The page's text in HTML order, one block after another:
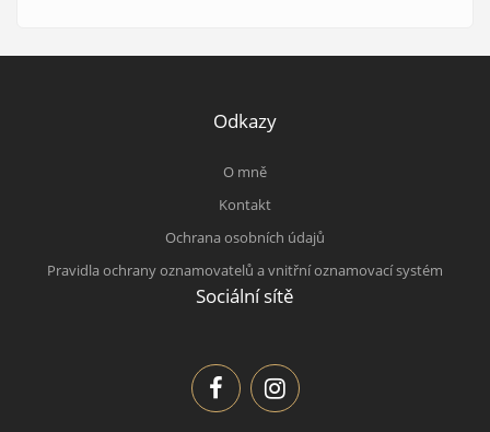
Odkazy
O mně
Kontakt
Ochrana osobních údajů
Pravidla ochrany oznamovatelů a vnitřní oznamovací systém
Sociální sítě